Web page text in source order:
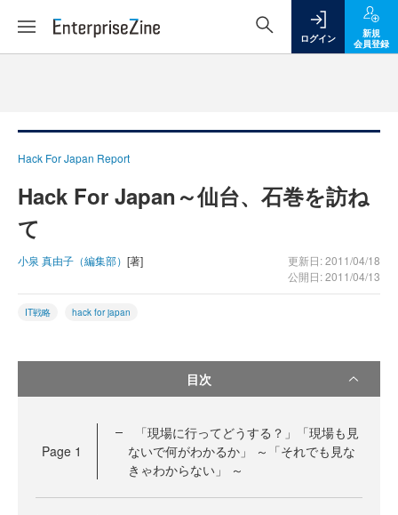
ログイン
新規
会員登録
Hack For Japan Report
Hack For Japan～仙台、石巻を訪ね
て
小泉 真由子（編集部） [著]
更新日: 2011/04/18
公開日: 2011/04/13
IT戦略 hack for japan
目次
Page 1
「現場に行ってどうする？」「現場も見
ないで何がわかるか」 ～「それでも見な
きゃわからない」 ～